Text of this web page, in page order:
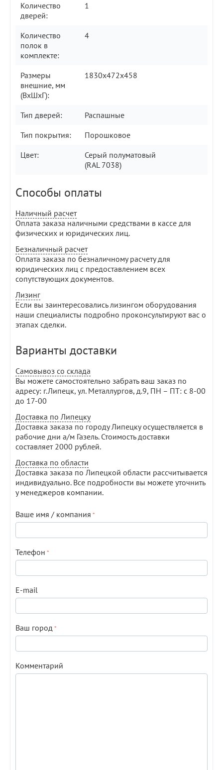
Количество
дверей:
1
Количество
полок в
комплекте:
4
Размеры
внешние, мм
(ВхШхГ):
1830x472x458
Тип дверей:
Распашные
Тип покрытия:
Порошковое
Цвет:
Серый полуматовый
(RAL 7038)
Способы оплаты
Наличный расчет
Оплата заказа наличными средствами в кассе для
физических и юридических лиц.
Безналичный расчет
Оплата заказа по безналичному расчету для
юридических лиц с предоставлением всех
сопутствующих документов.
Лизинг
Если вы заинтересовались лизингом оборудования
наши специалисты подробно проконсультируют вас о
этапах сделки.
Варианты доставки
Самовывоз со склада
Вы можете самостоятельно забрать ваш заказ по
адресу: г.Липецк, ул. Металлургов, д.9, ПН – ПТ: с 8-00
до 17-00
Доставка по Липецку
Доставка заказа по городу Липецку осуществляется в
рабочие дни а/м Газель. Стоимость доставки
составляет 2000 рублей.
Доставка по области
Доставка заказа по Липецкой области рассчитывается
индивидуально. Все подробности вы можете уточнить
у менеджеров компании.
Ваше имя / компания
Телефон
E-mail
Ваш город
Комментарий